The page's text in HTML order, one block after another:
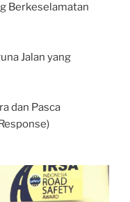
Berkeselamatan
Jalan yang
dan Pasca